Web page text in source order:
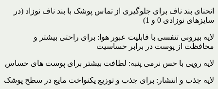
انحنای بند ناف برای جلوگیری از تماس پوشک با بند ناف نوزاد (در
سایزهای نوزادی 0 و 1)
لایه بیرونی تنفسی با قابلیت عبور هوا: برای راحتی بیشتر و
محافظت از پوست در برابر حساسیت
لایه رویی با حس نرمی پنبه: لطافت بیشتر برای پوست های حساس
لایه جذب و انتشار: برای جذب و توزیع یکنواخت مایع در سطح پوشک